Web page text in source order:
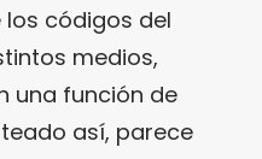
códigos del
medios,
una función de
así, parece